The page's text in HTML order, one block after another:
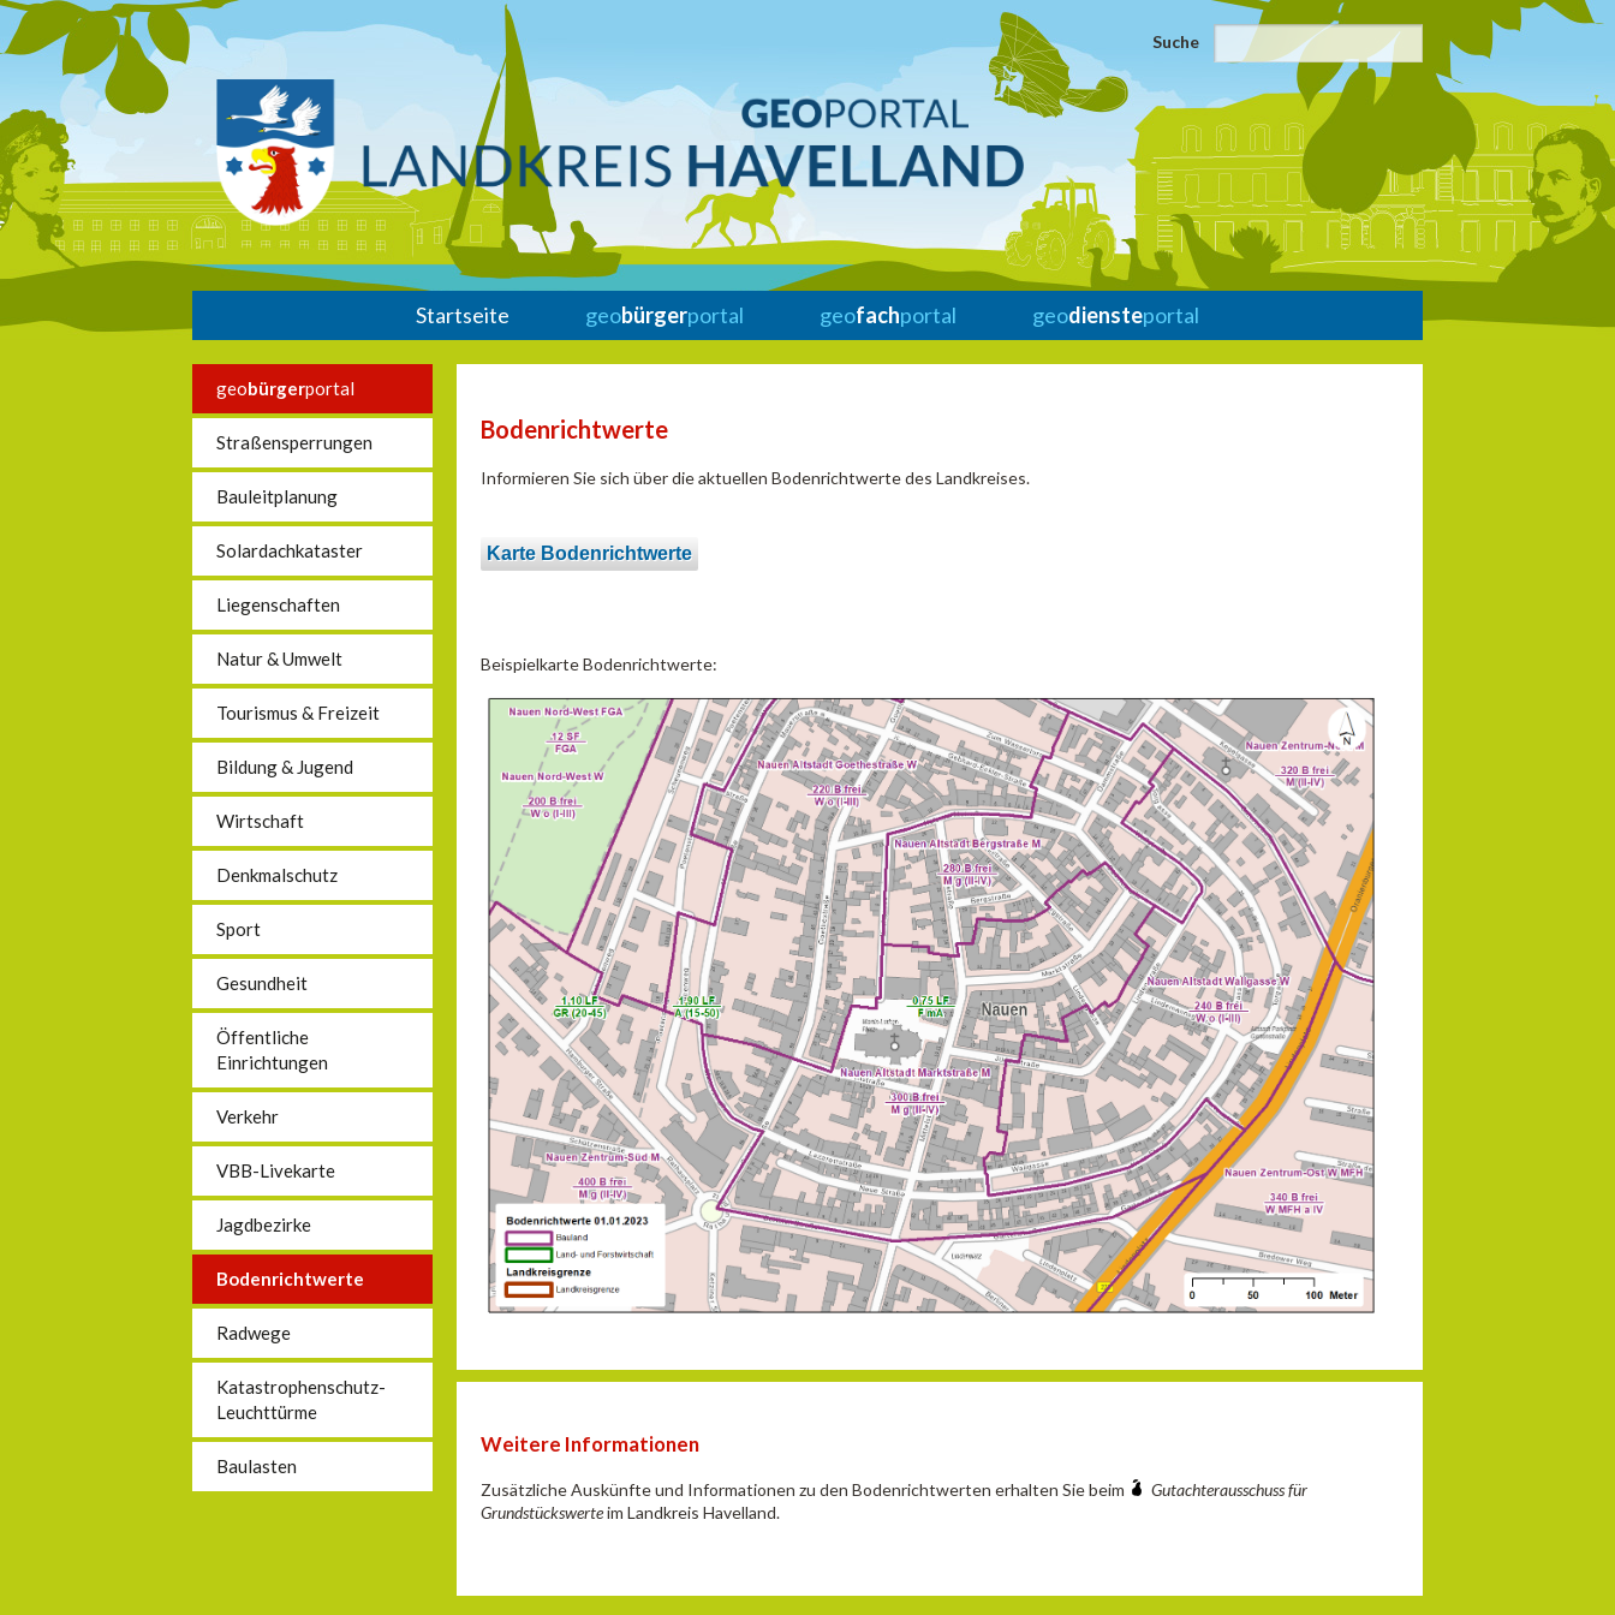
Suche
Startseite geobürgerportal geofachportal geodiensteportal
geobürgerportal
Straßensperrungen
Bauleitplanung
Solardachkataster
Liegenschaften
Natur & Umwelt
Tourismus & Freizeit
Bildung & Jugend
Wirtschaft
Denkmalschutz
Sport
Gesundheit
Öffentliche
Einrichtungen
Verkehr
VBB-Livekarte
Jagdbezirke
Bodenrichtwerte
Radwege
Katastrophenschutz-
Leuchttürme
Baulasten
Bodenrichtwerte
Informieren Sie sich über die aktuellen Bodenrichtwerte des Landkreises.
Karte Bodenrichtwerte
Beispielkarte Bodenrichtwerte:
Weitere Informationen
Zusätzliche Auskünfte und Informationen zu den Bodenrichtwerten erhalten Sie beim
Gutachterausschuss für
Grundstückswerteim Landkreis Havelland.